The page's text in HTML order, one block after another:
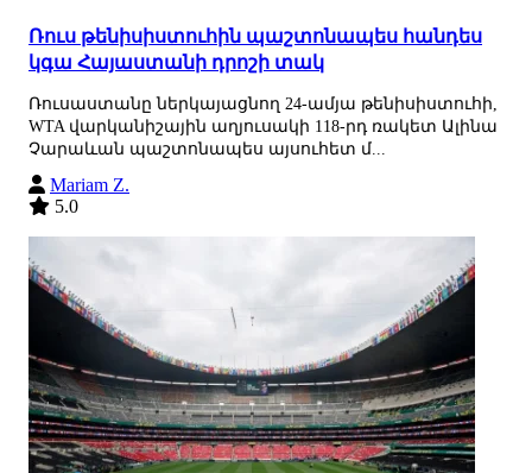
Ռուս թենիսիստուհին պաշտոնապես հանդես
կգա Հայաստանի դրոշի տակ
Ռուսաստանը ներկայացնող 24-ամյա թենիսիստուհի,
WTA վարկանիշային աղյուսակի 118-րդ ռակետ Ալինա
Չարաևան պաշտոնապես այսուհետ մ...
Mariam Z.
5.0